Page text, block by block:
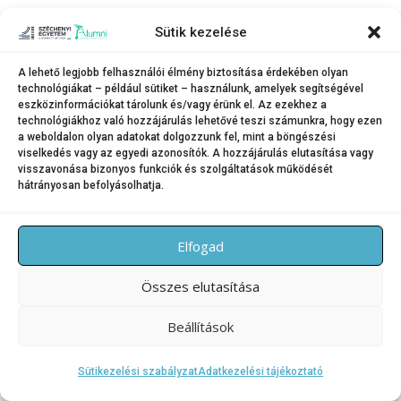
Sütik kezelése
A lehető legjobb felhasználói élmény biztosítása érdekében olyan
technológiákat – például sütiket – használunk, amelyek segítségével
eszközinformációkat tárolunk és/vagy érünk el. Az ezekhez a
technológiákhoz való hozzájárulás lehetővé teszi számunkra, hogy ezen
a weboldalon olyan adatokat dolgozzunk fel, mint a böngészési
viselkedés vagy az egyedi azonosítók. A hozzájárulás elutasítása vagy
visszavonása bizonyos funkciók és szolgáltatások működését
hátrányosan befolyásolhatja.
Elfogad
Összes elutasítása
Beállítások
Sütikezelési szabályzatAdatkezelési tájékoztató